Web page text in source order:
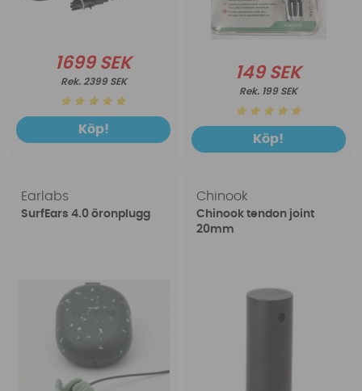
1699 SEK
2399 SEK
Köp!
149 SEK
199 SEK
Köp!
Earlabs
SurfEars 4.0 öronplugg
Chinook
Chinook tendon joint
20mm